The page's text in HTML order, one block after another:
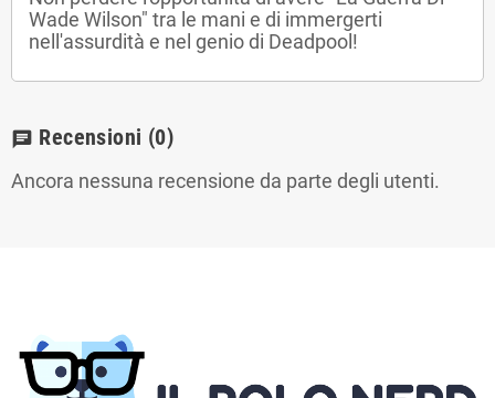
Wade Wilson" tra le mani e di immergerti
nell'assurdità e nel genio di Deadpool!
chat Recensioni (0)
Ancora nessuna recensione da parte degli utenti.